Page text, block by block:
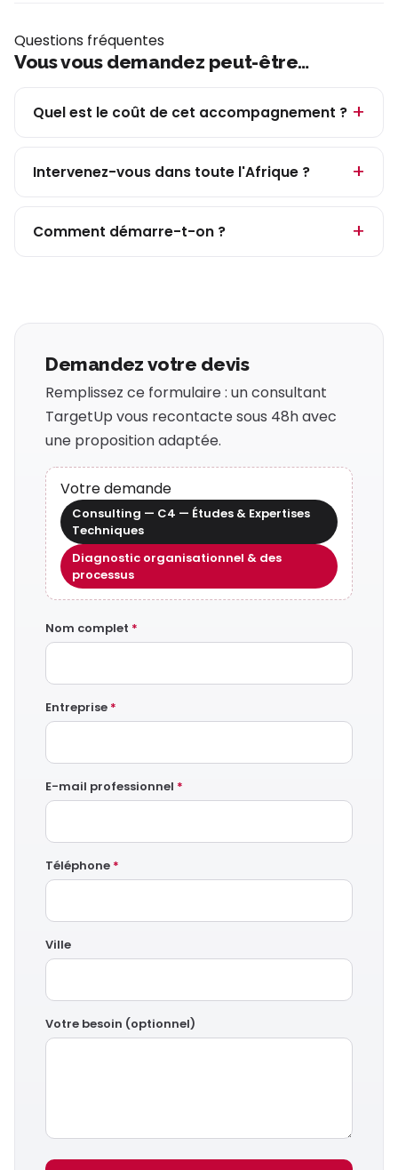
Questions fréquentes
Vous vous demandez peut-être…
Quel est le coût de cet accompagnement ?
Intervenez-vous dans toute l'Afrique ?
Comment démarre-t-on ?
Demandez votre devis
Remplissez ce formulaire : un consultant
TargetUp vous recontacte sous 48h avec
une proposition adaptée.
Votre demande
Consulting — C4 — Études & Expertises
Techniques
Diagnostic organisationnel & des
processus
Nom complet *
Entreprise *
E-mail professionnel *
Téléphone *
Ville
Votre besoin (optionnel)